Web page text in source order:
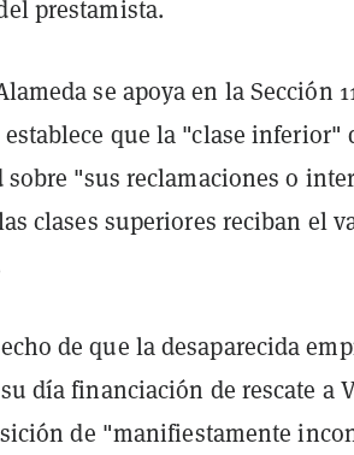
prestamista.
se apoya en la Sección
que la "clase inferior"
"sus reclamaciones o
clases superiores reciban el
de que la desaparecida
día financiación de rescate a
de "manifiestamente